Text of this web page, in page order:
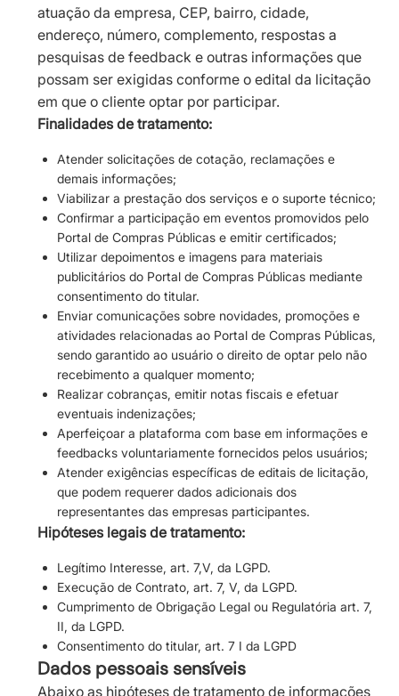
atuação da empresa, CEP, bairro, cidade,
endereço, número, complemento, respostas a
pesquisas de feedback e outras informações que
possam ser exigidas conforme o edital da licitação
em que o cliente optar por participar.
Finalidades de tratamento:
Atender solicitações de cotação, reclamações e
demais informações;
Viabilizar a prestação dos serviços e o suporte técnico;
Confirmar a participação em eventos promovidos pelo
Portal de Compras Públicas e emitir certificados;
Utilizar depoimentos e imagens para materiais
publicitários do Portal de Compras Públicas mediante
consentimento do titular.
Enviar comunicações sobre novidades, promoções e
atividades relacionadas ao Portal de Compras Públicas,
sendo garantido ao usuário o direito de optar pelo não
recebimento a qualquer momento;
Realizar cobranças, emitir notas fiscais e efetuar
eventuais indenizações;
Aperfeiçoar a plataforma com base em informações e
feedbacks voluntariamente fornecidos pelos usuários;
Atender exigências específicas de editais de licitação,
que podem requerer dados adicionais dos
representantes das empresas participantes.
Hipóteses legais de tratamento:
Legítimo Interesse, art. 7,V, da LGPD.
Execução de Contrato, art. 7, V, da LGPD.
Cumprimento de Obrigação Legal ou Regulatória art. 7,
II, da LGPD.
Consentimento do titular, art. 7 I da LGPD
Dados pessoais sensíveis
Abaixo as hipóteses de tratamento de informações